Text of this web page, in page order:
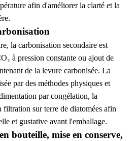
afin d'améliorer la clarté et la
la carbonisation secondaire est
à pression constante ou ajout de
de la levure carbonisée. La
par des méthodes physiques et
par congélation, la
sur terre de diatomées afin
et gustative avant l'emballage.
bouteille, mise en conserve,